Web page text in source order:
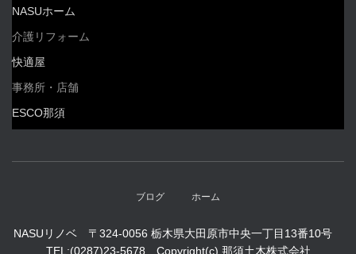
NASUホーム
介護リフォーム
快適屋
事務所・店舗
ESCO那須
ブログ ホーム
NASUリノベ 〒324-0056 栃木県大田原市中央一丁目13番10号
TEL:(0287)23-5678 Copyright(c) 那須土木株式会社